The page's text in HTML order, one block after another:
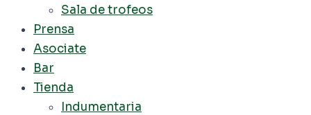
Sala de trofeos
Prensa
Asociate
Bar
Tienda
Indumentaria